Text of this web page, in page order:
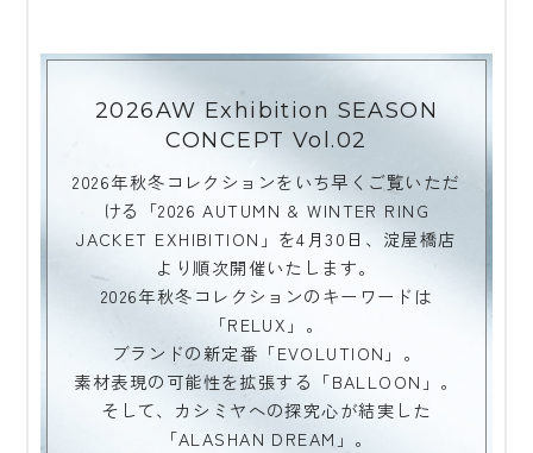
2026AW Exhibition SEASON
CONCEPT Vol.02
2026年秋冬コレクションをいち早くご覧いただ
ける「2026 AUTUMN & WINTER RING
JACKET EXHIBITION」を4月30日、淀屋橋店
より順次開催いたします。
2026年秋冬コレクションのキーワードは
「RELUX」。
ブランドの新定番「EVOLUTION」。
素材表現の可能性を拡張する「BALLOON」。
そして、カシミヤへの探究心が結実した
「ALASHAN DREAM」。